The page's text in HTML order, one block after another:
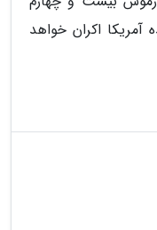
آمریکا اکران خواهد